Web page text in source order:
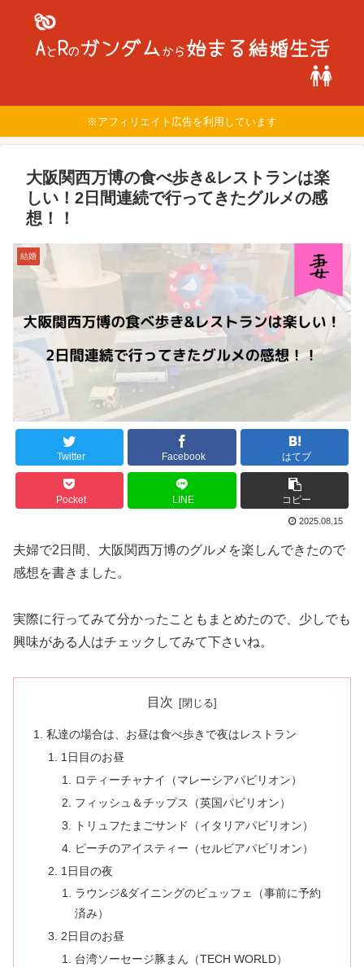
※アフィリエイト広告を利用しています
大阪関西万博の食べ歩き&レストランは楽
しい！2日間連続で行ってきたグルメの感
想！！
結婚
Twitter Facebook はてブ
Pocket LINE コピー
2025.08.15
夫婦で2日間、大阪関西万博のグルメを楽しんできたので
感想を書きました。
実際に行ってみて分かったこともまとめたので、少しでも
興味がある人はチェックしてみて下さいね。
目次
私達の場合は、お昼は食べ歩きで夜はレストラン
1日目のお昼
ロティーチャナイ（マレーシアパビリオン）
フィッシュ＆チップス（英国パビリオン）
トリュフたまごサンド（イタリアパビリオン）
ピーチのアイスティー（セルビアパビリオン）
1日目の夜
ラウンジ&ダイニングのビュッフェ（事前に予約
済み）
2日目のお昼
台湾ソーセージ豚まん（TECH WORLD）